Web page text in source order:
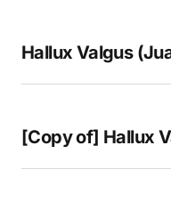
Your E-mail*
Hallux Valgus
[Copy of] Hallux